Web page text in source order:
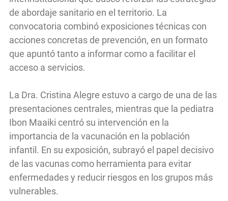
de abordaje sanitario en el territorio. La
convocatoria combinó exposiciones técnicas con
acciones concretas de prevención, en un formato
que apuntó tanto a informar como a facilitar el
acceso a servicios.
La Dra. Cristina Alegre estuvo a cargo de una de las
presentaciones centrales, mientras que la pediatra
Ibon Maaiki centró su intervención en la
importancia de la vacunación en la población
infantil. En su exposición, subrayó el papel decisivo
de las vacunas como herramienta para evitar
enfermedades y reducir riesgos en los grupos más
vulnerables.